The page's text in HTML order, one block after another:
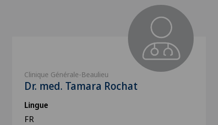
Clinique Générale-Beaulieu
Dr. med. Tamara Rochat
Lingue
FR